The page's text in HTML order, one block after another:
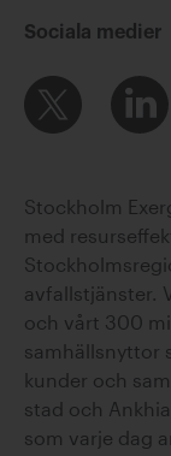
Sociala medier
Stockholm
med
avfallstjänster.
och vårt 300
samhällsnyttor
kunder och
stad och
som varje dag